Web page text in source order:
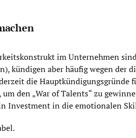
im Unternehmen
kündigen aber häufig wegen der
die
den „War of Talents“ zu
Investment in die emotionalen